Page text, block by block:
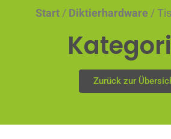
Start/ Diktierhardware /
Zurück zur